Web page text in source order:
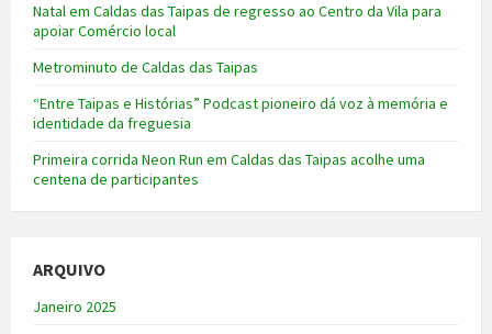
Natal em Caldas das Taipas de regresso ao Centro da Vila para
apoiar Comércio local
Metrominuto de Caldas das Taipas
“Entre Taipas e Histórias” Podcast pioneiro dá voz à memória e
identidade da freguesia
Primeira corrida Neon Run em Caldas das Taipas acolhe uma
centena de participantes
ARQUIVO
Janeiro 2025